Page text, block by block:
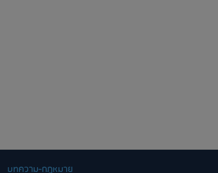
บทความ-กฎหมาย